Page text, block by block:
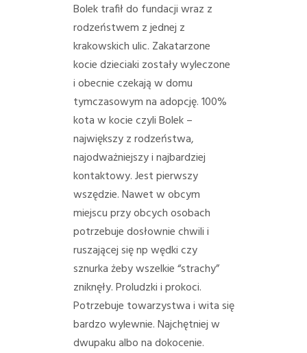
Bolek trafił do fundacji wraz z
rodzeństwem z jednej z
krakowskich ulic. Zakatarzone
kocie dzieciaki zostały wyleczone
i obecnie czekają w domu
tymczasowym na adopcję.100%
kota w kocie czyli Bolek –
największy z rodzeństwa,
najodważniejszy i najbardziej
kontaktowy. Jest pierwszy
wszędzie. Nawet w obcym
miejscu przy obcych osobach
potrzebuje dosłownie chwili i
ruszającej się np wędki czy
sznurka żeby wszelkie “strachy”
zniknęły. Proludzki i prokoci.
Potrzebuje towarzystwa i wita się
bardzo wylewnie. Najchętniej w
dwupaku albo na dokocenie.